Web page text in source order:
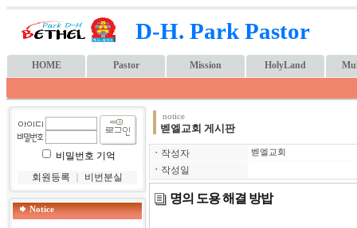
D-H. Park Pastor
HOME Pastor Mission HolyLand
비밀번호 기억
회원등록
비번분실
Notice
notice
벧엘교회 게시판
ㆍ 작성자 벧엘교회
ㆍ 작성일
명의 도용 해결 방밥